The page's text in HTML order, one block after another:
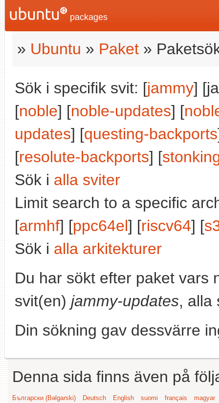
packages
» Ubuntu » Paket »
Sök i specifik svit: [jammy]
[noble] [noble-updates] [
updates] [questing-backports
[resolute-backports] [
Sök i alla sviter
Limit search to a specific
[armhf] [ppc64el] [riscv64] [
Sök i alla arkitekturer
Du har sökt efter paket vars
svit(en) jammy-updates, alla
Din sökning gav dessvärre
Denna sida finns även på
Български (Bəlgarski) Deutsch English suomi français
magyar